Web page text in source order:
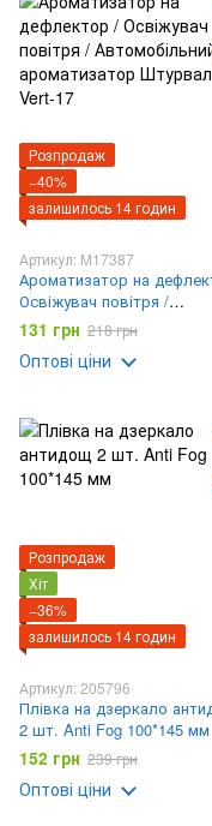
Розпродаж
−40%
залишилось 14 годин
Артикул: M17387
Ароматизатор на
Освіжувач повітря /
Автомобільний
Штурвал Vert-17
131 грн 218 грн
Оптові ціни
Розпродаж
Хіт
−36%
залишилось 14 годин
Артикул: 205796
Плівка на дзеркало
2 шт. Anti Fog 100*145 мм
152 грн 239 грн
Оптові ціни